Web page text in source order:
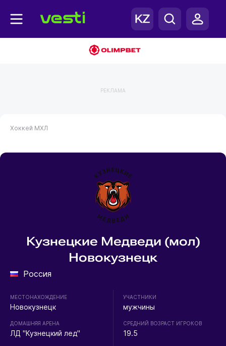
РЕКЛАМА
Хоккей МХЛ
Кузнецкие Медведи (мол)
Новокузнецк
Россия
МЕСТОНАХОЖДЕНИЕ
Новокузнецк
ДОМАШНЯЯ АРЕНА
ЛД "Кузнецкий лед"
УЧАСТНИКИ
мужчины
СРЕДНИЙ ВОЗРАСТ ИГРОКОВ
19.5